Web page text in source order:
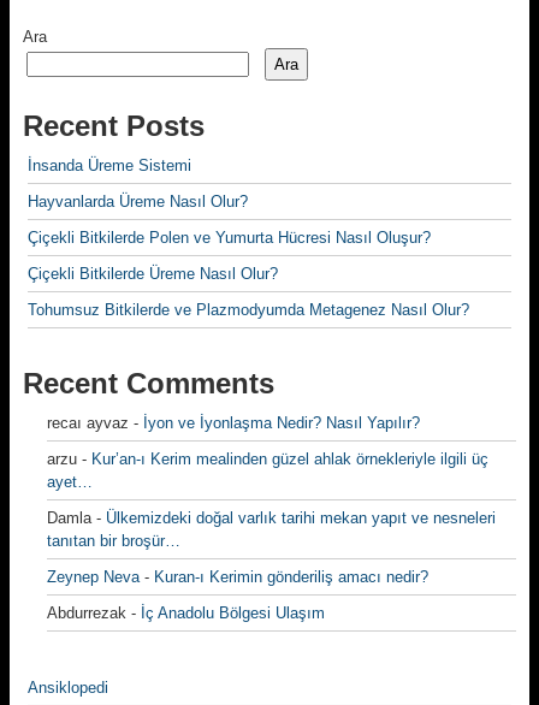
Ara
Ara
Recent Posts
İnsanda Üreme Sistemi
Hayvanlarda Üreme Nasıl Olur?
Çiçekli Bitkilerde Polen ve Yumurta Hücresi Nasıl Oluşur?
Çiçekli Bitkilerde Üreme Nasıl Olur?
Tohumsuz Bitkilerde ve Plazmodyumda Metagenez Nasıl Olur?
Recent Comments
recaı ayvaz - İyon ve İyonlaşma Nedir? Nasıl Yapılır?
arzu - Kur’an-ı Kerim mealinden güzel ahlak örnekleriyle ilgili üç
ayet…
Damla- Ülkemizdeki doğal varlık tarihi mekan yapıt ve nesneleri
tanıtan bir broşür…
Zeynep Neva- Kuran-ı Kerimin gönderiliş amacı nedir?
Abdurrezak - İç Anadolu Bölgesi Ulaşım
Ansiklopedi